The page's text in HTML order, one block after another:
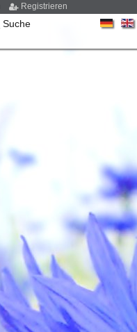
Registrieren
Suche